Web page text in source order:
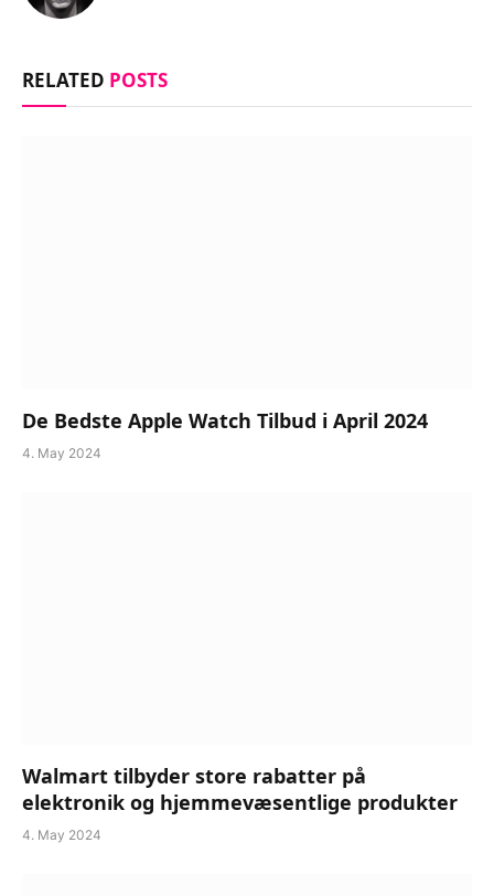
RELATED POSTS
De Bedste Apple Watch Tilbud i April 2024
4. May 2024
Walmart tilbyder store rabatter på
elektronik og hjemmevæsentlige produkter
4. May 2024